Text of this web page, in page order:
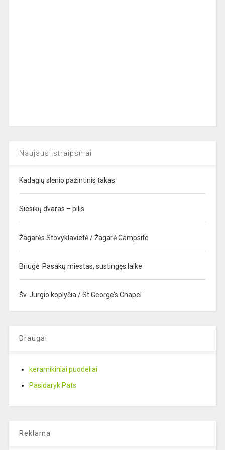
Naujausi straipsniai
Kadagių slėnio pažintinis takas
Siesikų dvaras – pilis
Žagarės Stovyklavietė / Žagarė Campsite
Briugė: Pasakų miestas, sustingęs laike
Šv. Jurgio koplyčia / St George’s Chapel
Draugai
keramikiniai puodeliai
Pasidaryk Pats
Reklama